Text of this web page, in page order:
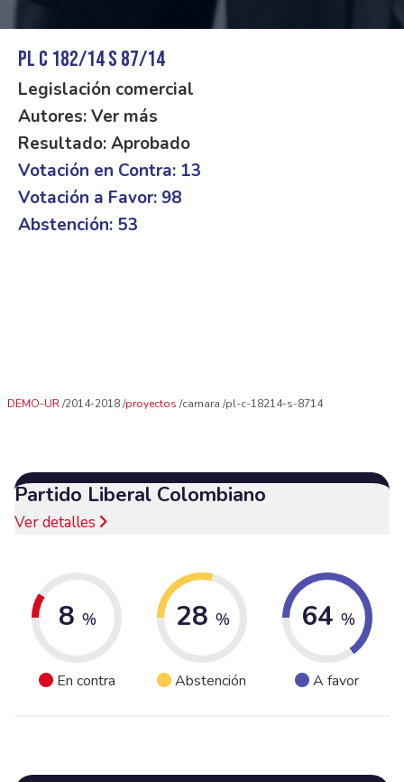
PL C 182/14 S 87/14
Legislación comercial
Autores: Ver más
Resultado: Aprobado
Votación en Contra: 13
Votación a Favor: 98
Abstención: 53
DEMO-UR 2014-2018 proyectos camara pl-c-18214-s-8714
Partido Liberal Colombiano
Ver detalles
8 %
En contra
28 %
Abstención
64 %
A favor